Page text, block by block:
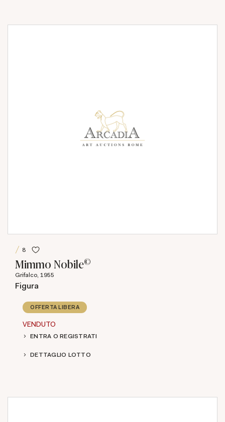
8
Mimmo Nobile©
Grifalco, 1955
Figura
OFFERTA LIBERA
VENDUTO
ENTRA O REGISTRATI
DETTAGLIO LOTTO